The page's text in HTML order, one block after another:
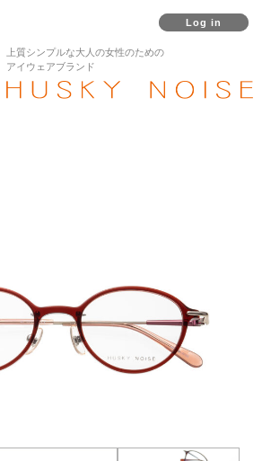
Log in
上質シンプルな大人の女性のための
アイウェアブランド